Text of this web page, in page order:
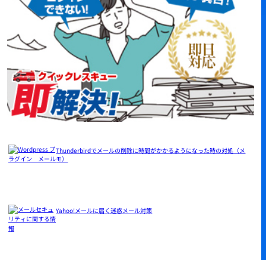
Thunderbirdでメールの削除に時間がかかるようになった時の対処（メ
モ）
Yahoo!メールに届く迷惑メール対策